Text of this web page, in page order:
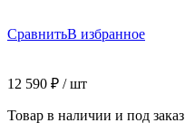
СравнитьВ избранное
12 590 ₽ / шт
Товар в наличии и под заказ